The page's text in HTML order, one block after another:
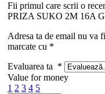
Fii primul care scrii o
PRIZA SUKO 2M 16A
Adresa ta de email nu va
marcate cu *
Evaluarea ta *
Value for money
1 2 3 4 5